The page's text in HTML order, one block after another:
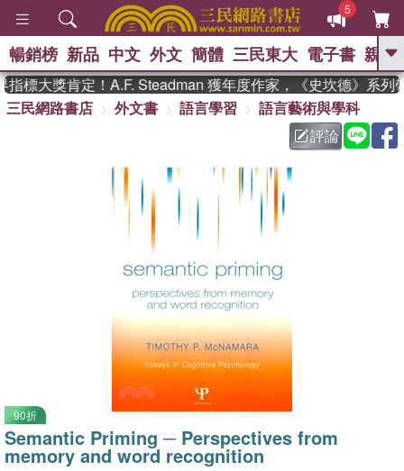
5
GO
熱搜： 東野圭吾 、 高希均教授回憶錄
父親節 、 如果歷
暑期推薦 、 國際布克
獎 臺灣漫遊錄 、 方念華
登輝時代
、 數學女孩：黎曼猜想
偉大的迷走神經
暢銷榜 新品 中文 外文 簡體 三民東大 電子書 親子
標大獎肯定！A.F. Steadman 獲年度作家，《史坎德》系列
三民網路書店
外文書 語言學習
語言藝術與學科
評論
90折
Semantic Priming ─ Perspectives from
memory and word recognition